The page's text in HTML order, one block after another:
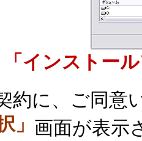
「インストー
約に、ご同意
」 画面が表示